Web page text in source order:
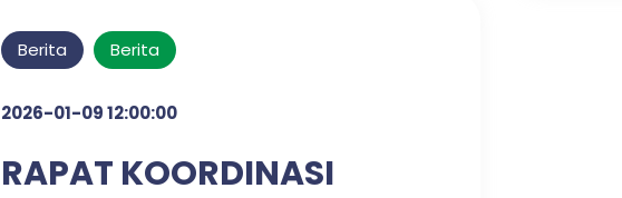
Berita Berita
2026-01-09 12:00:00
RAPAT KOORDINASI